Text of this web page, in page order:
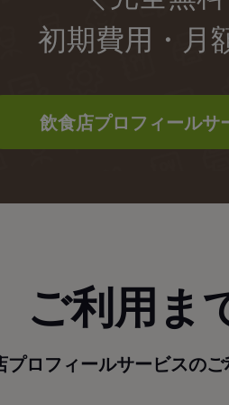
初期費用・月
飲食店プロフィールサ
ご利用ま
プロフィールサービスの